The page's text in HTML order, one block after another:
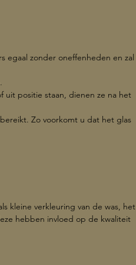
egaal zonder oneffenheden en zal
uit positie staan, dienen ze na het
Zo voorkomt u dat het glas
kleine verkleuring van de was, het
hebben invloed op de kwaliteit